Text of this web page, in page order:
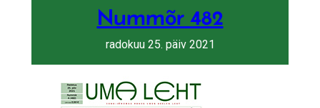
Nummõr 482
radokuu 25. päiv 2021